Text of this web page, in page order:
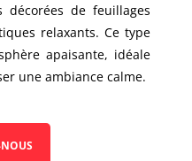
décorées de feuillages
relaxants. Ce type
apaisante, idéale
une ambiance calme.